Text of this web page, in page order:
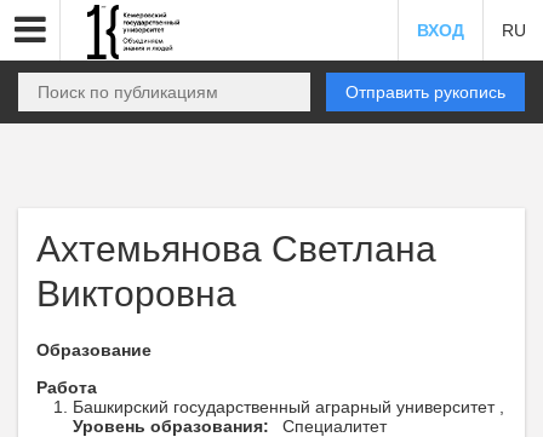
ВХОД RU
Отправить рукопись
Ахтемьянова Светлана
Викторовна
Образование
Работа
Башкирский государственный аграрный университет ,
Уровень образования:
Специалитет